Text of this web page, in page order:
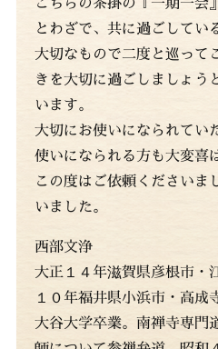
とわざで、共に過ごしてい
大切なもので二度と巡って
きを大切に過ごしましょう
います。
大切にお使いになられてい
使いになられる方も大変喜
この度はご依頼くださいま
いました。
西部文浄
大正１４年滋賀県彦根市・
１０年福井県小浜市・高成
大谷大学卒業。南禅寺専門